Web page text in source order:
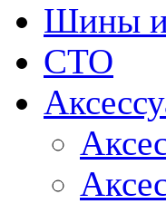
Шины и
СТО